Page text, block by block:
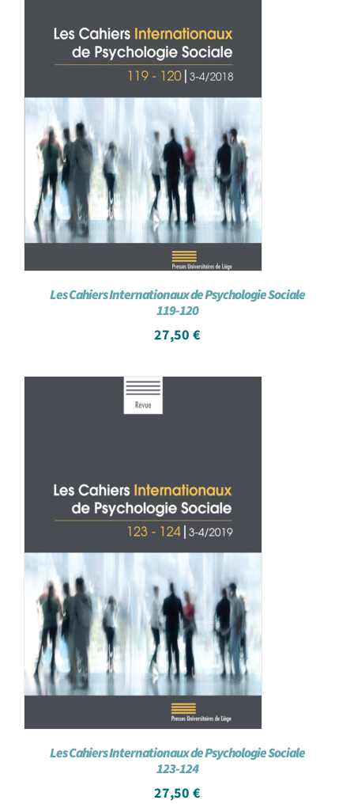
Les Cahiers Internationaux de Psychologie Sociale
119-120
27,50 €
Les Cahiers Internationaux de Psychologie Sociale
123-124
27,50 €